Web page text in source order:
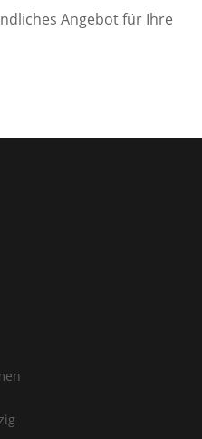
Angebot für Ihre